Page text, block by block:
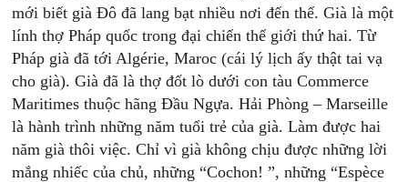
mới biết già Đô đã lang bạt nhiều nơi đến thế. Già là một
lính thợ Pháp quốc trong đại chiến thế giới thứ hai. Từ
Pháp già đã tới Algérie, Maroc (cái lý lịch ấy thật tai vạ
cho già). Già đã là thợ đốt lò dưới con tàu Commerce
Maritimes thuộc hãng Đầu Ngựa. Hải Phòng – Marseille
là hành trình những năm tuổi trẻ của già. Làm được hai
năm già thôi việc. Chỉ vì già không chịu được những lời
mắng nhiếc của chủ, những “Cochon! ”, những “Espèce